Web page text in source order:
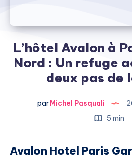
L’hôtel Avalon à
Nord : Un refuge
deux pas de
parMichel Pasquali
5 min
Avalon Hotel Paris